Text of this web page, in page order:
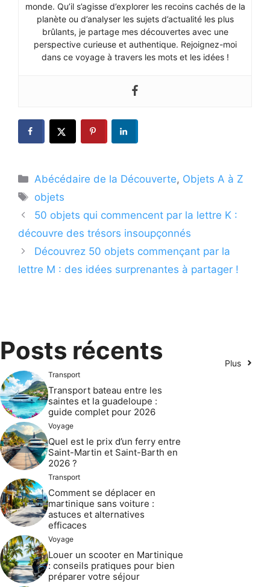
monde. Qu’il s’agisse d’explorer les recoins cachés de la
planète ou d’analyser les sujets d’actualité les plus
brûlants, je partage mes découvertes avec une
perspective curieuse et authentique. Rejoignez-moi
dans ce voyage à travers les mots et les idées !
Catégories
Abécédaire de la Découverte, Objets A à Z
Étiquettes
objets
50 objets qui commencent par la lettre K :
découvre des trésors insoupçonnés
Découvrez 50 objets commençant par la
lettre M : des idées surprenantes à partager !
Posts récents Plus
Transport
Transport bateau entre les
saintes et la guadeloupe :
guide complet pour 2026
Voyage
Quel est le prix d’un ferry entre
Saint-Martin et Saint-Barth en
2026 ?
Transport
Comment se déplacer en
martinique sans voiture :
astuces et alternatives
efficaces
Voyage
Louer un scooter en Martinique
: conseils pratiques pour bien
préparer votre séjour